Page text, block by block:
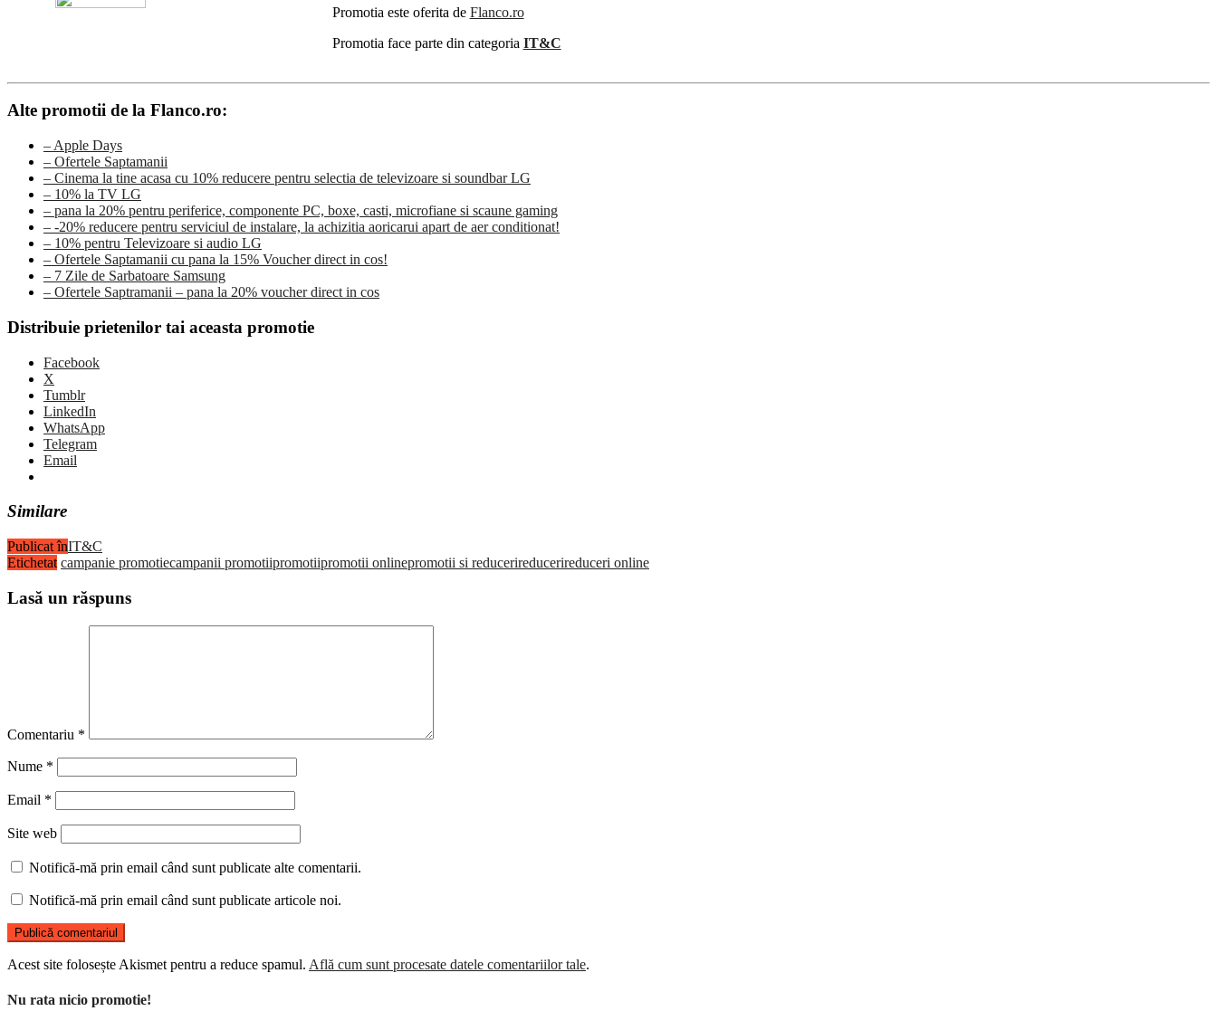
Promotia este oferita de Flanco.ro
Promotia face parte din categoria IT&C
Alte promotii de la Flanco.ro:
– Apple Days
– Ofertele Saptamanii
– Cinema la tine acasa cu 10% reducere pentru selectia de televizoare si soundbar LG
– 10% la TV LG
– pana la 20% pentru periferice, componente PC, boxe, casti, microfiane si scaune gaming
– -20% reducere pentru serviciul de instalare, la achizitia aoricarui apart de aer conditionat!
– 10% pentru Televizoare si audio LG
– Ofertele Saptamanii cu pana la 15% Voucher direct in cos!
– 7 Zile de Sarbatoare Samsung
– Ofertele Saptramanii – pana la 20% voucher direct in cos
Distribuie prietenilor tai aceasta promotie
Facebook
X
Tumblr
LinkedIn
WhatsApp
Telegram
Email
Similare
Publicat înIT&C
Etichetat campanie promotiecampanii promotiipromotiipromotii onlinepromotii si reducerireducerireduceri online
Lasă un răspuns
Comentariu *
Nume *
Email *
Site web
Notifică-mă prin email când sunt publicate alte comentarii.
Notifică-mă prin email când sunt publicate articole noi.
Acest site folosește Akismet pentru a reduce spamul. Află cum sunt procesate datele comentariilor tale.
Nu rata nicio promotie!